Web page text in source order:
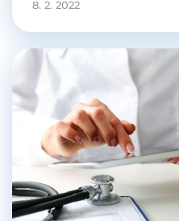
8. 2. 2022